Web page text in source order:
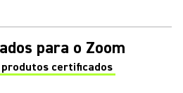
para o Zoom
produtos certificados